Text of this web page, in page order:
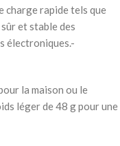
charge rapide tels que
et stable des
électroniques.-
la maison ou le
léger de 48 g pour une